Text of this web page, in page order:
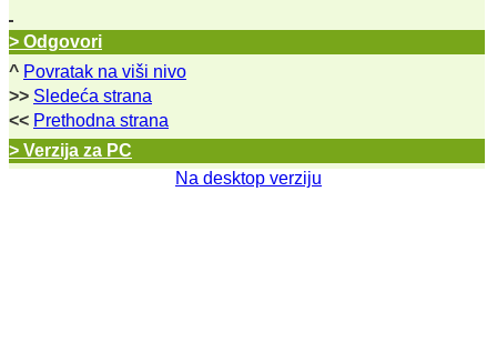
> Odgovori
^ Povratak na viši nivo
>> Sledeća strana
<< Prethodna strana
> Verzija za PC
Na desktop verziju